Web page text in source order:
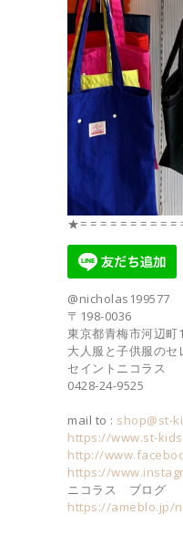
★= = = = = = = = = =
@nicholas199577
〒198-0036
東京都青梅市河辺町
大人服と子供服のセ
セイントニコラス
0428-24-9525
mail to : shop@st-
https://www.st-
http://
https://
ニコラス ブログ
https://ameblo.jp/